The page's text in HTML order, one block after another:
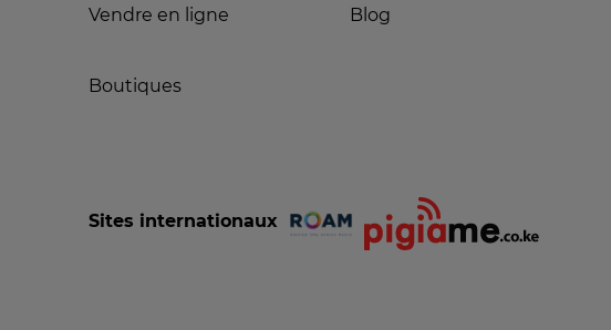
Vendre en ligne
Boutiques
Blog
Sites internationaux